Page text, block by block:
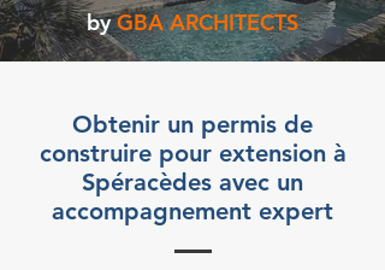
by GBA ARCHITECTS
Obtenir un permis de
construire pour extension à
Spéracèdes avec un
accompagnement expert